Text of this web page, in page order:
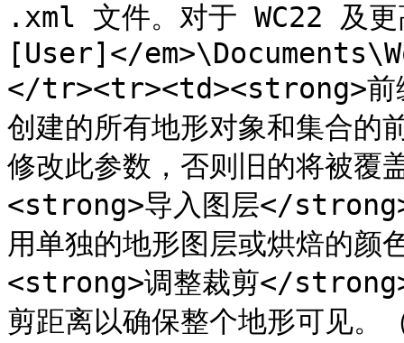
.xml 文件。对于 WC22 及更
[User]</
</tr><tr><td><strong>前
创建的所有地形对象和集合的
修改此参数，否则旧的将
<strong>导入图层</
用单独的地形图层或烘焙
<strong>调整裁剪</
剪距离以确保整个地形可见。